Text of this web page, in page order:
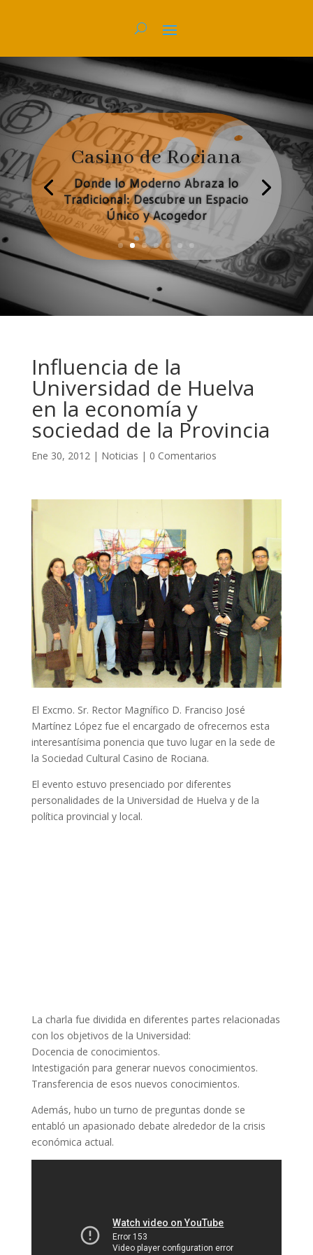
Casino de Rociana
Donde lo Moderno Abraza lo
Tradicional: Descubre un Espacio
Único y Acogedor
Sabores que Cuentan Historias:
Descubre Nuestra Oferta
Gastronómica
Influencia de la
Universidad de Huelva
en la economía y
sociedad de la Provincia
Ene 30, 2012| Noticias | 0 Comentarios
El Excmo. Sr. Rector Magnífico D. Franciso José
Martínez López fue el encargado de ofrecernos esta
interesantísima ponencia que tuvo lugar en la sede de
la Sociedad Cultural Casino de Rociana.
El evento estuvo presenciado por diferentes
personalidades de la Universidad de Huelva y de la
política provincial y local.
La charla fue dividida en diferentes partes relacionadas
con los objetivos de la Universidad:
Docencia de conocimientos.
Intestigación para generar nuevos conocimientos.
Transferencia de esos nuevos conocimientos.
Además, hubo un turno de preguntas donde se
entabló un apasionado debate alrededor de la crisis
económica actual.